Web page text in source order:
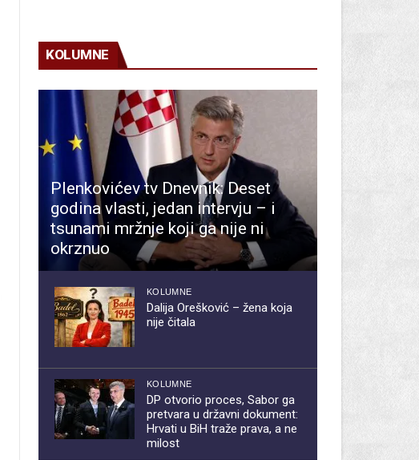
KOLUMNE
Plenkovićev tv Dnevnik: Deset
godina vlasti, jedan intervju – i
tsunami mržnje koji ga nije ni
okrznuo
KOLUMNE
Dalija Orešković – žena koja
nije čitala
KOLUMNE
DP otvorio proces, Sabor ga
pretvara u državni dokument:
Hrvati u BiH traže prava, a ne
milost